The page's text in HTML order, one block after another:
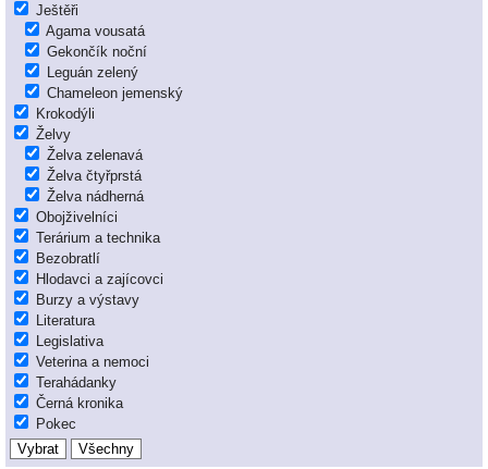
Ještěři
Agama vousatá
Gekončík noční
Leguán zelený
Chameleon jemenský
Krokodýli
Želvy
Želva zelenavá
Želva čtyřprstá
Želva nádherná
Obojživelníci
Terárium a technika
Bezobratlí
Hlodavci a zajícovci
Burzy a výstavy
Literatura
Legislativa
Veterina a nemoci
Terahádanky
Černá kronika
Pokec